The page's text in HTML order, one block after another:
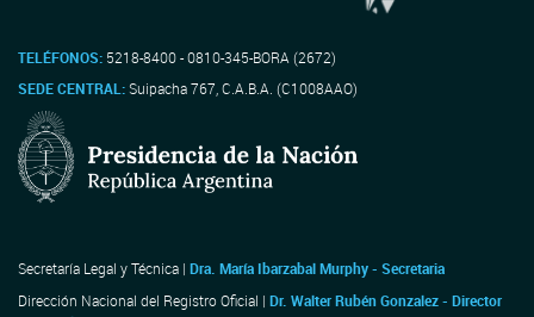
TELÉFONOS: 5218-8400 - 0810-345-BORA (2672)
SEDE CENTRAL:Suipacha 767, C.A.B.A. (C1008AAO)
Secretaría Legal y Técnica | Dra. María Ibarzabal Murphy - Secretaria
Dirección Nacional del Registro Oficial | Dr. Walter Rubén Gonzalez - Director